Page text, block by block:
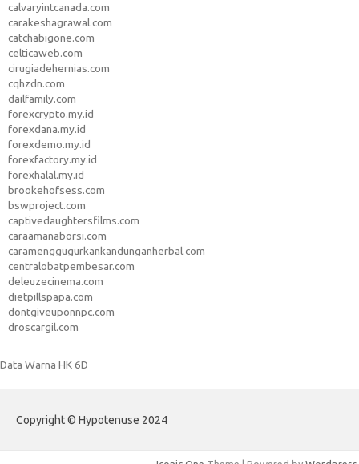
calvaryintcanada.com
carakeshagrawal.com
catchabigone.com
celticaweb.com
cirugiadehernias.com
cqhzdn.com
dailfamily.com
forexcrypto.my.id
forexdana.my.id
forexdemo.my.id
forexfactory.my.id
forexhalal.my.id
brookehofsess.com
bswproject.com
captivedaughtersfilms.com
caraamanaborsi.com
caramenggugurkankandunganherbal.com
centralobatpembesar.com
deleuzecinema.com
dietpillspapa.com
dontgiveuponnpc.com
droscargil.com
Data Warna HK 6D
Copyright © Hypotenuse 2024